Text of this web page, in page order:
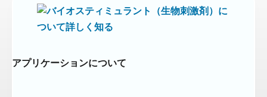
アプリケーションについて